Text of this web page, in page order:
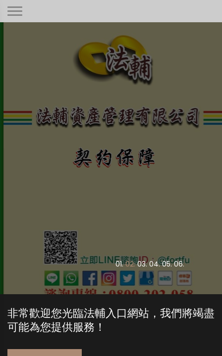
本公司秉持著合情合理合法、正規經
營、健全制度，只要是合法有憑據的債
01. 02. 03. 04. 05. 06.
非常歡迎您光臨法輔入口網站，我們將竭盡
可能為您提供服務！